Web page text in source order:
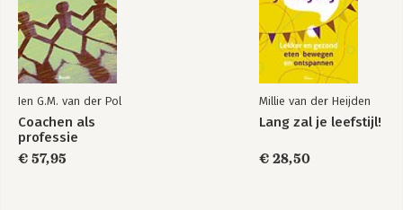
Ien G.M. van der Pol
Coachen als
professie
€ 57,95
Millie van der Heijden
Lang zal je leefstijl!
€ 28,50